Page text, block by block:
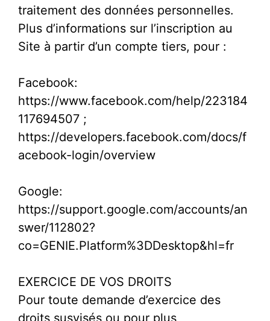
traitement des données personnelles.
Plus d’informations sur l’inscription au
Site à partir d’un compte tiers, pour :
Facebook:
https://www.facebook.com/help/223184
117694507 ;
https://developers.facebook.com/docs/f
acebook-login/overview
Google:
https://support.google.com/accounts/an
swer/112802?
co=GENIE.Platform%3DDesktop&hl=fr
EXERCICE DE VOS DROITS
Pour toute demande d’exercice des
droits susvisés ou pour plus